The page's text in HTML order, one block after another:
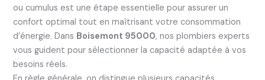
ou cumulus est une étape essentielle pour assurer un
confort optimal tout en maîtrisant votre consommation
d’énergie. Dans Boisemont 95000, nos plombiers experts
vous guident pour sélectionner la capacité adaptée à vos
besoins réels.